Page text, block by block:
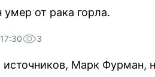
от рака горла.
3
Марк Фурман,